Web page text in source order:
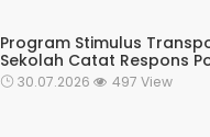
Program Stimulus
Sekolah Catat Respons
30.07.2026 497 View